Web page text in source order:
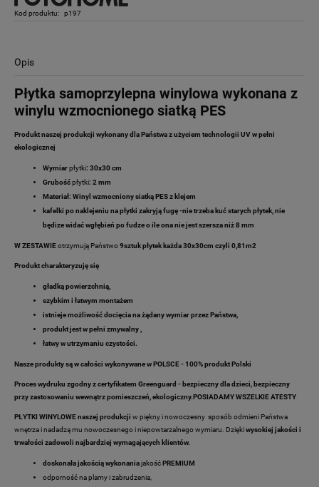
Kod produktu: p197
Opis
Płytka samoprzylepna winylowa wykonana z
winylu wzmocnionego siatką PES
Produkt naszej produkcji wykonany dla Państwa z użyciem technologii UV w pełni
ekologicznej
Wymiarpłytki: 30x30 cm
Grubośćpłytki: 2 mm
Materiał: Winyl wzmocniony siatką PES z klejem
kafelki po naklejeniu na płytki zakryją fugę -nie trzeba kuć starych płytek, nie
będize widać wgłębień po fudze o ile ona nie jest szersza niż 8 mm
W ZESTAWIEotrzymują Państwo9sztuk płytek każda 30x30cm czyli 0,81m2
Produkt charakteryzuję się
gładką powierzchnią,
szybkim i łatwym montażem
istnieje możliwość docięcia na żądany wymiar przez Państwa,
produkt jest w pełni zmywalny ,
łatwy w utrzymaniu czystości.
Nasze produkty są w całości wykonywane w POLSCE - 100% produkt Polski
Proces wydruku zgodny z certyfikatem Greenguard - bezpieczny dla dzieci, bezpieczny
przy zastosowaniu wewnątrz pomieszczeń, ekologiczny.POSIADAMY WSZELKIE ATESTY
PŁYTKI WINYLOWE naszej produkcji w piękny i nowoczesny sposób odmieni Państwa
wnętrza i nadadzą mu nowoczesnego i niepowtarzalnego wymiaru. Dziękiwysokiej jakości i
trwałości zadowoli najbardziej wymagających klientów.
doskonała jakością wykonaniajakośćPREMIUM
odporność na plamy i zabrudzenia,